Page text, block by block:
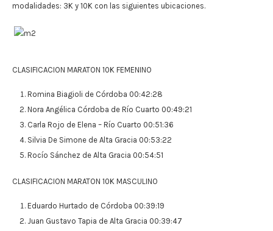
modalidades: 3K y 10K con las siguientes ubicaciones.
CLASIFICACION MARATON 10K FEMENINO
Romina Biagioli de Córdoba 00:42:28
Nora Angélica Córdoba de Río Cuarto 00:49:21
Carla Rojo de Elena – Río Cuarto 00:51:36
Silvia De Simone de Alta Gracia 00:53:22
Rocío Sánchez de Alta Gracia 00:54:51
CLASIFICACION MARATON 10K MASCULINO
Eduardo Hurtado de Córdoba 00:39:19
Juan Gustavo Tapia de Alta Gracia 00:39:47